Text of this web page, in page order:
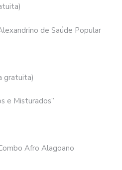
de Saúde Popular
gratuita)
e Misturados”
Afro Alagoano